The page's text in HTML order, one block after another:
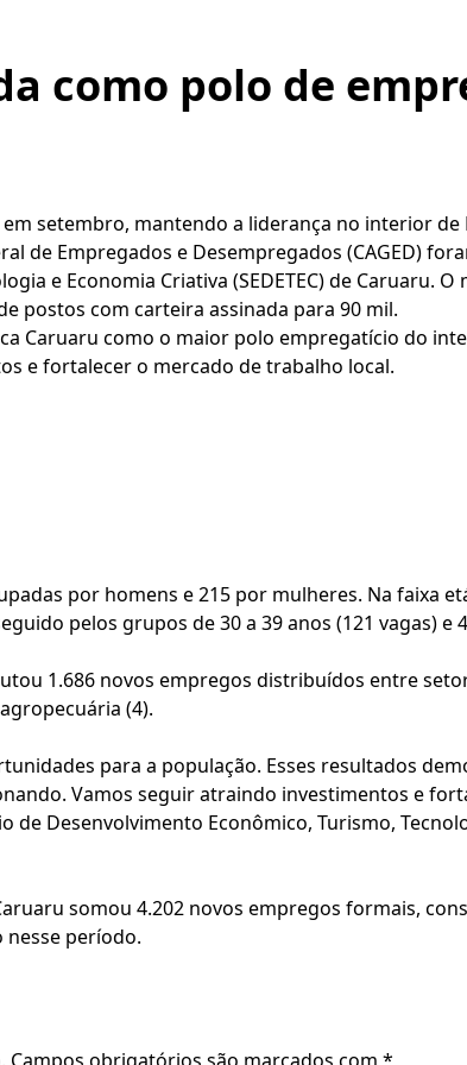
como polo de
setembro, mantendo a liderança no interior de
de Empregados e Desempregados (CAGED)
e Economia Criativa (SEDETEC) de Caruaru.
postos com carteira assinada para 90 mil.
Caruaru como o maior polo empregatício do
e fortalecer o mercado de trabalho local.
por homens e 215 por mulheres. Na faixa
pelos grupos de 30 a 39 anos (121 vagas) e
1.686 novos empregos distribuídos entre
(4).
para a população. Esses resultados
Vamos seguir atraindo investimentos e
de Desenvolvimento Econômico, Turismo,
somou 4.202 novos empregos formais,
período.